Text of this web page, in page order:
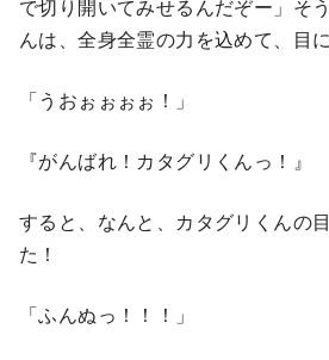
で切り開いてみせるんだぞー」そ
んは、全身全霊の力を込めて、目
「うおぉぉぉぉ！」
『がんばれ！カタグリくんっ！』
すると、なんと、カタグリくんの
た！
「ふんぬっ！！！」